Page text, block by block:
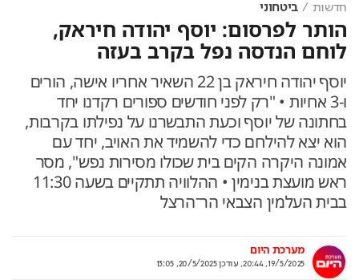
חדשות ביטחוני
הותר לפרסום: יוסף יהודה חיראק,
לוחם הנדסה נפל בקרב בעזה
יוסף יהודה חיראק בן 22 השאיר אחריו אישה, הורים
ו-3 אחיות • "רק לפני חודשים ספורים רקדנו יחד
בחתונה של יוסף וכעת התבשרנו על נפילתו בקרבות,
הוא יצא להילחם כדי להשמיד את האויב, יחד עם
אמונה היקרה הקים בית שכולו מסירות נפש", מסר
ראש מועצת בנימין • ההלוויה תתקיים בשעה 11:30
בבית העלמין הצבאי הר־הרצל
מערכת היום
19/5/2025, 20:44
, עודכן20/5/2025, 13:05